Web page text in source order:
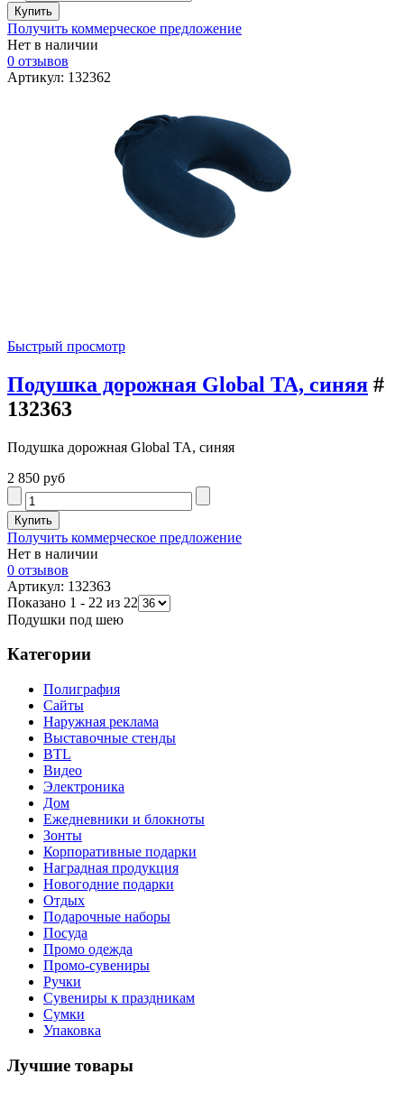
Получить коммерческое предложение
Нет в наличии
0 отзывов
Артикул: 132362
Быстрый просмотр
Подушка дорожная Global TA, синяя #
132363
Подушка дорожная Global TA, синяя
2 850 руб
Получить коммерческое предложение
Нет в наличии
0 отзывов
Артикул: 132363
Показано 1 - 22 из 22
Подушки под шею
Категории
Полиграфия
Сайты
Наружная реклама
Выставочные стенды
BTL
Видео
Электроника
Дом
Ежедневники и блокноты
Зонты
Корпоративные подарки
Наградная продукция
Новогодние подарки
Отдых
Подарочные наборы
Посуда
Промо одежда
Промо-сувениры
Ручки
Сувениры к праздникам
Сумки
Упаковка
Лучшие товары